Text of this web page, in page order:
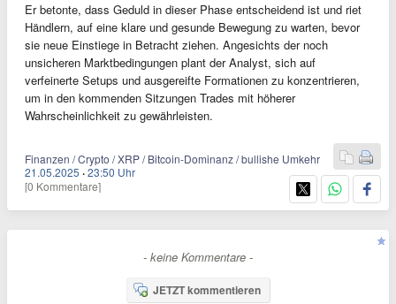
Er betonte, dass Geduld in dieser Phase entscheidend ist und riet
Händlern, auf eine klare und gesunde Bewegung zu warten, bevor
sie neue Einstiege in Betracht ziehen. Angesichts der noch
unsicheren Marktbedingungen plant der Analyst, sich auf
verfeinerte Setups und ausgereifte Formationen zu konzentrieren,
um in den kommenden Sitzungen Trades mit höherer
Wahrscheinlichkeit zu gewährleisten.
Finanzen / Crypto / XRP / Bitcoin-Dominanz / bullishe Umkehr
21.05.2025 ·23:50 Uhr
[0 Kommentare]
- keine Kommentare -
JETZT kommentieren